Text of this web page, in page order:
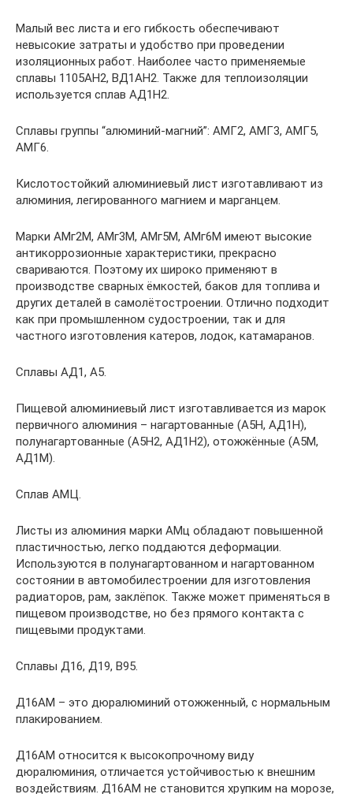
Малый вес листа и его гибкость обеспечивают
невысокие затраты и удобство при проведении
изоляционных работ. Наиболее часто применяемые
сплавы 1105АН2, ВД1АН2. Также для теплоизоляции
используется сплав АД1Н2.
Сплавы группы “алюминий-магний”: АМГ2, АМГ3, АМГ5,
АМГ6.
Кислотостойкий алюминиевый лист изготавливают из
алюминия, легированного магнием и марганцем.
Марки АМг2М, АМг3М, АМг5М, АМг6М имеют высокие
антикоррозионные характеристики, прекрасно
свариваются. Поэтому их широко применяют в
производстве сварных ёмкостей, баков для топлива и
других деталей в самолётостроении. Отлично подходит
как при промышленном судостроении, так и для
частного изготовления катеров, лодок, катамаранов.
Сплавы АД1, А5.
Пищевой алюминиевый лист изготавливается из марок
первичного алюминия – нагартованные (А5Н, АД1Н),
полунагартованные (А5Н2, АД1Н2), отожжённые (А5М,
АД1М).
Сплав АМЦ.
Листы из алюминия марки АМц обладают повышенной
пластичностью, легко поддаются деформации.
Используются в полунагартованном и нагартованном
состоянии в автомобилестроении для изготовления
радиаторов, рам, заклёпок. Также может применяться в
пищевом производстве, но без прямого контакта с
пищевыми продуктами.
Сплавы Д16, Д19, В95.
Д16АМ – это дюралюминий отожженный, с нормальным
плакированием.
Д16АМ относится к высокопрочному виду
дюралюминия, отличается устойчивостью к внешним
воздействиям. Д16АМ не становится хрупким на морозе,